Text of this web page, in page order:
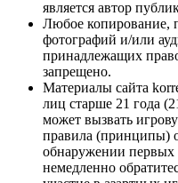
является автор
Любое копирование,
фотографий и/или
принадлежащих
запрещено.
Материалы сайта
лиц старше 21 года
может вызвать
правила (принципы)
обнаружении первых
немедленно